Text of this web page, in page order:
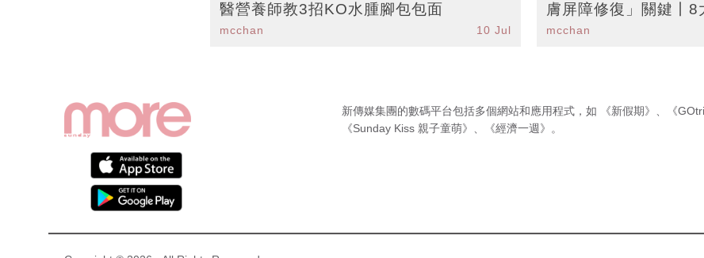
醫營養師教3招KO水腫腳包包面
mcchan 10 Jul
膚屏障修復」關鍵丨8
防復發
mcchan
新傳媒集團的數碼平台包括多個網站和應用程式，如 《新假期》 、 《
《Sunday Kiss 親子童萌》 、 《經濟一週》 。